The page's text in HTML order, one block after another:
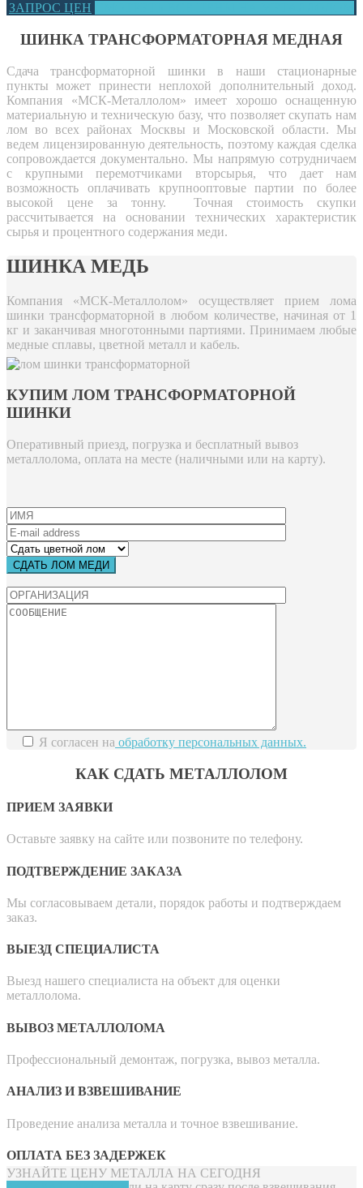
ЗАПРОС ЦЕН
ШИНКА ТРАНСФОРМАТОРНАЯ МЕДНАЯ
Сдача трансформаторной шинки в наши стационарные
пункты может принести неплохой дополнительный доход.
Компания «МСК-Металлолом» имеет хорошо оснащенную
материальную и техническую базу, что позволяет скупать нам
лом во всех районах Москвы и Московской области. Мы
ведем лицензированную деятельность, поэтому каждая сделка
сопровождается документально. Мы напрямую сотрудничаем
с крупными перемотчиками вторсырья, что дает нам
возможность оплачивать крупнооптовые партии по более
высокой цене за тонну. Точная стоимость скупки
рассчитывается на основании технических характеристик
сырья и процентного содержания меди.
ШИНКА МЕДЬ
Компания «МСК-Металлолом» осуществляет прием лома
шинки трансформаторной в любом количестве, начиная от 1
кг и заканчивая многотонными партиями. Принимаем любые
медные сплавы, цветной металл и кабель.
КУПИМ ЛОМ ТРАНСФОРМАТОРНОЙ
ШИНКИ
Оперативный приезд, погрузка и бесплатный вывоз
металлолома, оплата на месте (наличными или на карту).
Я согласен на обработку персональных данных.
КАК СДАТЬ МЕТАЛЛОЛОМ
ПРИЕМ ЗАЯВКИ
Оставьте заявку на сайте или позвоните по телефону.
ПОДТВЕРЖДЕНИЕ ЗАКАЗА
Мы согласовываем детали, порядок работы и подтверждаем
заказ.
ВЫЕЗД СПЕЦИАЛИСТА
Выезд нашего специалиста на объект для оценки
металлолома.
ВЫВОЗ МЕТАЛЛОЛОМА
Профессиональный демонтаж, погрузка, вывоз металла.
АНАЛИЗ И ВЗВЕШИВАНИЕ
Проведение анализа металла и точное взвешивание.
ОПЛАТА БЕЗ ЗАДЕРЖЕК
УЗНАЙТЕ ЦЕНУ МЕТАЛЛА НА СЕГОДНЯ